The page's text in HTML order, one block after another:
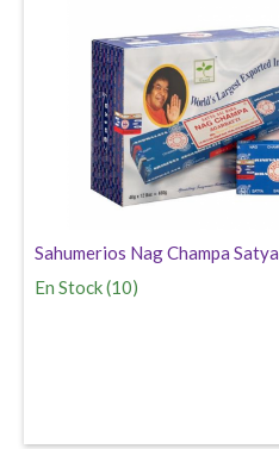
Sahumerios Nag Champa Satya
En Stock(10)